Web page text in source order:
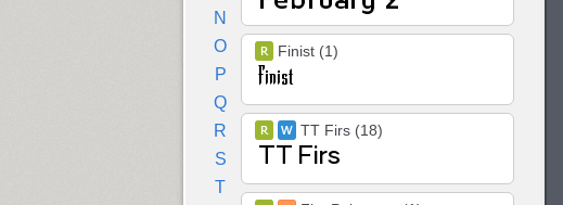
N
O
P
Q
R
S
T
Finist (1)
TT Firs (18)